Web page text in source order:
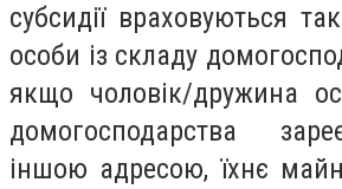
субсидії враховуються
особи із складу
якщо чоловік/дружина
домогосподарства
іншою адресою, їхнє